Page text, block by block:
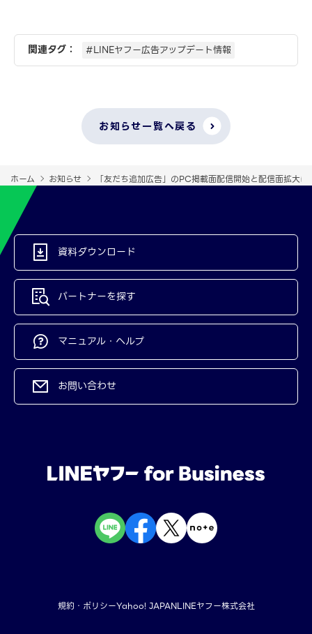
関連タグ： #LINEヤフー広告アップデート情報
お知らせ一覧へ戻る
ホーム お知らせ 「友だち追加広告」のPC掲載面配信開始と配信面拡大に
資料ダウンロード
パートナーを探す
マニュアル・ヘルプ
お問い合わせ
規約・ポリシーYahoo! JAPANLINEヤフー株式会社